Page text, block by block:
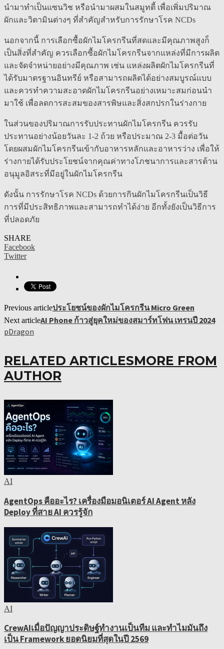
นำมาทำเป็นแซนวิช หรือนำมาผสมในสมูทตี้ เพื่อเพิ่มปริมาณ
ผักและวิตามินต่างๆ ที่สำคัญสำหรับการรักษาโรค NCDs
นอกจากนี้ การเลือกซื้อผักไมโครกรีนที่สดและมีคุณภาพสูงก็
เป็นสิ่งที่สำคัญ ควรเลือกซื้อผักไมโครกรีนจากแหล่งที่มีการผลิต
และจัดจำหน่ายอย่างมีคุณภาพ เช่น แหล่งผลิตผักไมโครกรีนที่
ได้รับมาตรฐานอินทรีย์ หรือสามารถผลิตได้อย่างสมบูรณ์แบบ
และควรทำความสะอาดผักไมโครกรีนอย่างเหมาะสมก่อนนำ
มาใช้ เพื่อลดการสะสมของสารพิษและสิ่งสกปรกในร่างกาย
ในส่วนของปริมาณการรับประทานผักไมโครกรีน ควรรับ
ประทานอย่างน้อยวันละ 1-2 ถ้วย หรือประมาณ 2-3 มื้อต่อวัน
โดยผสมผักไมโครกรีนเข้ากับอาหารหลักและอาหารว่าง เพื่อให้
ร่างกายได้รับประโยชน์จากคุณค่าทางโภชนาการและสารต้าน
อนุมูลอิสระที่มีอยู่ในผักไมโครกรีน
ดังนั้น การรักษาโรค NCDs ด้วยการกินผักไมโครกรีนเป็นวิธี
การที่มีประสิทธิภาพและสามารถทำได้ง่าย อีกทั้งยังเป็นวิธีการ
ที่ปลอดภัย
SHARE
Facebook
Twitter
Previous articleประโยชน์ของผักไมโครกรีน Micro Green
Next articleAI Phone ก้าวสู่ยุคใหม่ของสมาร์ทโฟน เทรนปี 2024
pDragon
RELATED ARTICLESMORE FROM
AUTHOR
AI
AgentOps คืออะไร? เครื่องมือมอนิเตอร์ AI Agent หลัง
Deploy ที่สาย AI ควรรู้จัก
AI
CrewAIเมื่อปัญญาประดิษฐ์ทำงานเป็นทีม และทำไมมันถึง
เป็น Framework ยอดนิยมที่สุดในปี 2569